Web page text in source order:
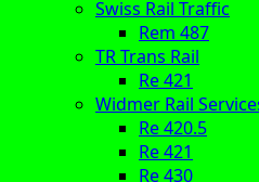
Swiss Rail Traffic
Rem 487
TR Trans Rail
Re 421
Widmer Rail
Re 420.5
Re 421
Re 430